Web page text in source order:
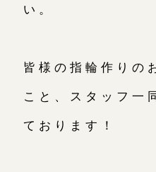
い。
皆様の指輪作りの
こと、スタッフ一
ております！